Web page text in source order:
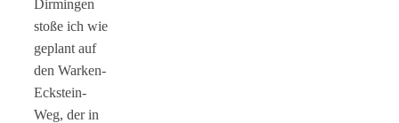
Dirmingen
stoße ich wie
geplant auf
den Warken-
Eckstein-
Weg, der in